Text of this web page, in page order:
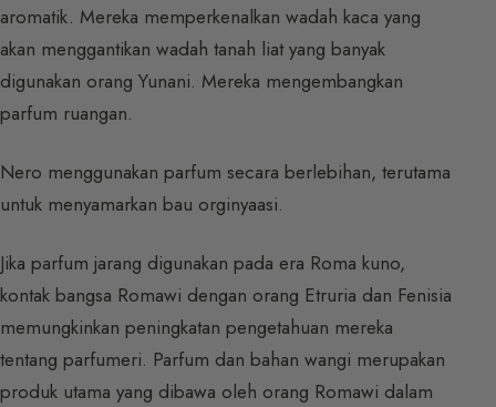
aromatik. Mereka memperkenalkan wadah kaca yang
akan menggantikan wadah tanah liat yang banyak
digunakan orang Yunani. Mereka mengembangkan
parfum ruangan.
Nero menggunakan parfum secara berlebihan, terutama
untuk menyamarkan bau orginyaasi.
Jika parfum jarang digunakan pada era Roma kuno,
kontak bangsa Romawi dengan orang Etruria dan Fenisia
memungkinkan peningkatan pengetahuan mereka
tentang parfumeri. Parfum dan bahan wangi merupakan
produk utama yang dibawa oleh orang Romawi dalam